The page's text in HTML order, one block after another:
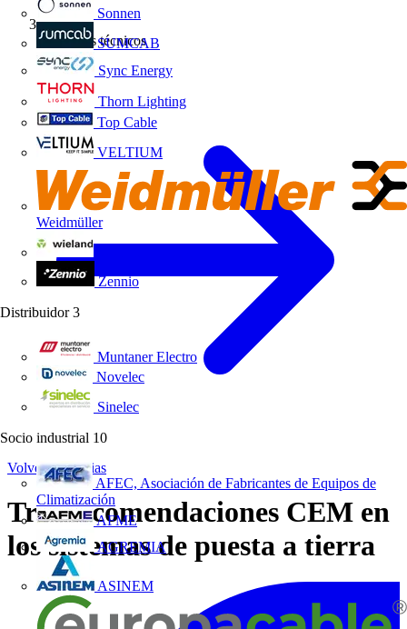
Sonnen
SUMCAB
Sync Energy
Thorn Lighting
Top Cable
VELTIUM
Weidmüller
Zennio
Distribuidor 3
Muntaner Electro
Novelec
Sinelec
Socio industrial 10
AFEC, Asociación de Fabricantes de Equipos de
Climatización
AFME
AGREMIA
ASINEM
Artículos técnicos
Volver a Noticias
Tres recomendaciones CEM en
los sistemas de puesta a tierra